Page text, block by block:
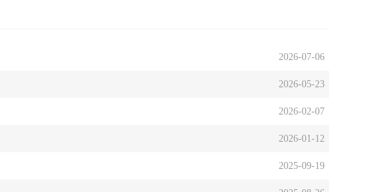
2026-07-06
2026-05-23
2026-02-07
2026-01-12
2025-09-19